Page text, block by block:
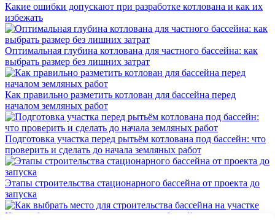
Какие ошибки допускают при разработке котлована и как их
избежать
Оптимальная глубина котлована для частного бассейна: как
выбрать размер без лишних затрат
Как правильно разметить котлован для бассейна перед
началом земляных работ
Подготовка участка перед рытьём котлована под бассейн: что
проверить и сделать до начала земляных работ
Этапы строительства стационарного бассейна от проекта до
запуска
Как выбрать место для строительства бассейна на участке